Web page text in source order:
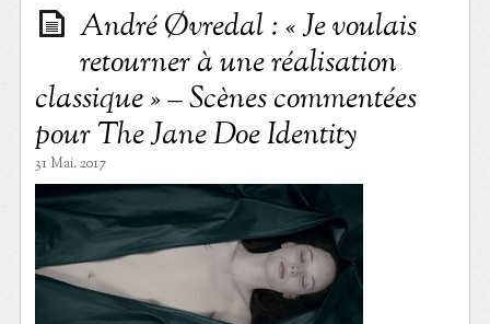
André Øvredal : « Je voulais
retourner à une réalisation
classique » – Scènes commentées
pour The Jane Doe Identity
31 Mai. 2017